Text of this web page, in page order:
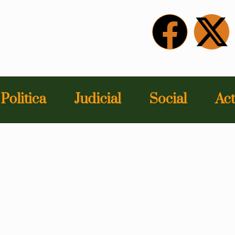
Politica Judicial Social